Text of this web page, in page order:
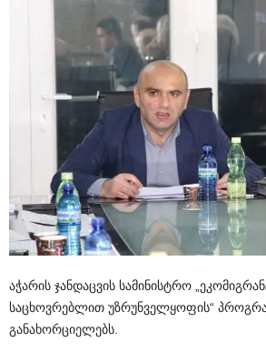
აჭარის ჯანდაცვის სამინისტრო
საცხოვრებლით უზრუნველყოფის“
განახორციელებს.